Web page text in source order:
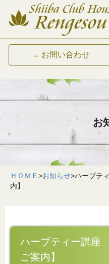
→ お問い合わせ
お
ＨＯＭＥ >お知らせ>ハーブテ
内】
ハーブティー講座
ご案内】